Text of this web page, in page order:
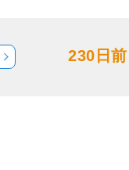
230日前